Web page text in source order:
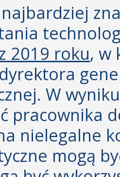
najbardziej
2019 roku, w
W
pracownika
nielegalne
mogą